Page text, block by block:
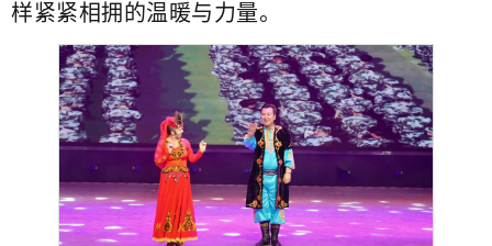
样紧紧相拥的温暖与力量。